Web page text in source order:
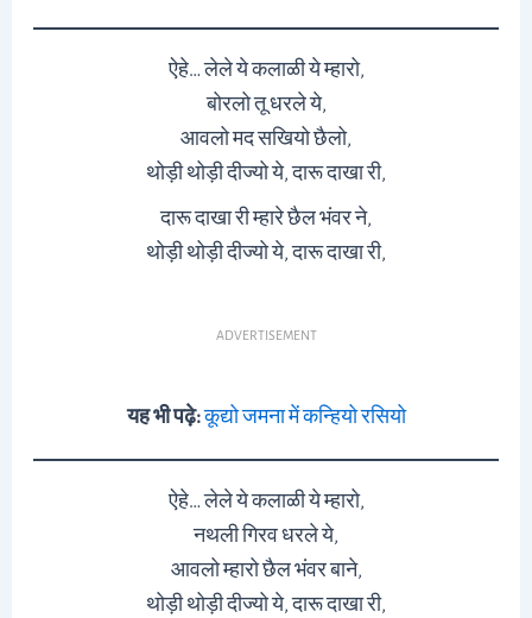
ऐहे… लेले ये कलाळी ये म्हारो,
बोरलो तू धरले ये,
आवलो मद सखियो छैलो,
थोड़ी थोड़ी दीज्यो ये, दारू दाखा री,
दारू दाखा री म्हारे छैल भंवर ने,
थोड़ी थोड़ी दीज्यो ये, दारू दाखा री,
ADVERTISEMENT
यह भी पढ़े:कूद्यो जमना में कन्हियो रसियो
ऐहे… लेले ये कलाळी ये म्हारो,
नथली गिरव धरले ये,
आवलो म्हारो छैल भंवर बाने,
थोड़ी थोड़ी दीज्यो ये, दारू दाखा री,